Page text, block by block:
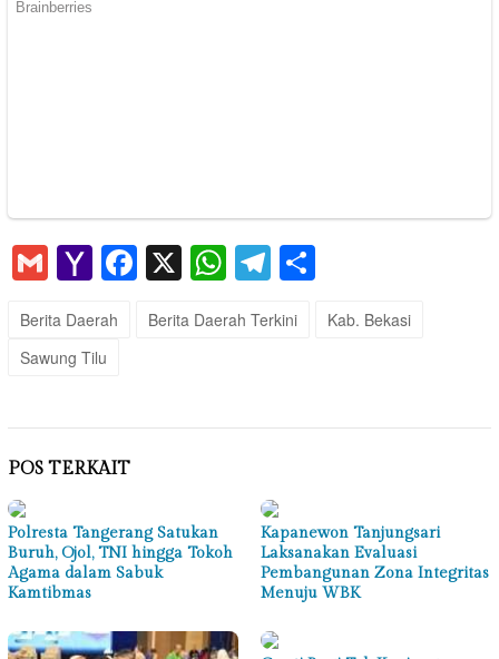
GmailYahooFacebook
X WhatsApp
Telegram
Berita Daerah Berita Daerah Terkini
Kab. Bekasi
Sawung Tilu
POS TERKAIT
Polresta Tangerang Satukan
Buruh, Ojol, TNI hingga Tokoh
Agama dalam Sabuk
Kamtibmas
Kapanewon Tanjungsari
Laksanakan Evaluasi
Pembangunan Zona Integritas
Menuju WBK